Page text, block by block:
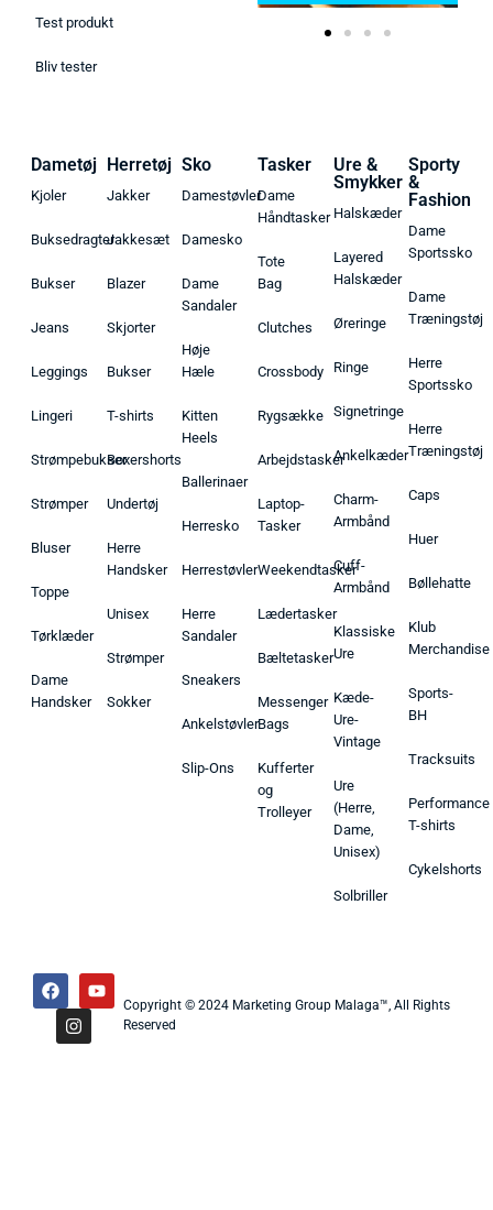
Test produkt
Bliv tester
Dametøj
Kjoler
Buksedragter
Bukser
Jeans
Leggings
Lingeri
Strømpebukser
Strømper
Bluser
Toppe
Tørklæder
Dame
Handsker
Herretøj
Jakker
Jakkesæt
Blazer
Skjorter
Bukser
T-shirts
Boxershorts
Undertøj
Herre
Handsker
Unisex
Strømper
Sokker
Sko
Damestøvler
Damesko
Dame
Sandaler
Høje
Hæle
Kitten
Heels
Ballerinaer
Herresko
Herrestøvler
Herre
Sandaler
Sneakers
Ankelstøvler
Slip-Ons
Tasker
Dame
Håndtasker
Tote
Bag
Clutches
Crossbody
Rygsække
Arbejdstasker
Laptop-
Tasker
Weekendtasker
Lædertasker
Bæltetasker
Messenger
Bags
Kufferter
og
Trolleyer
Ure &
Smykker
Halskæder
Layered
Halskæder
Øreringe
Ringe
Signetringe
Ankelkæder
Charm-
Armbånd
Cuff-
Armbånd
Klassiske
Ure
Kæde-
Ure-
Vintage
Ure
(Herre,
Dame,
Unisex)
Solbriller
Sporty
&
Fashion
Dame
Sportssko
Dame
Træningstøj
Herre
Sportssko
Herre
Træningstøj
Caps
Huer
Bøllehatte
Klub
Merchandise
Sports-
BH
Tracksuits
Performance
T-shirts
Cykelshorts
Copyright © 2024 Marketing Group Malaga™, All Rights
Reserved